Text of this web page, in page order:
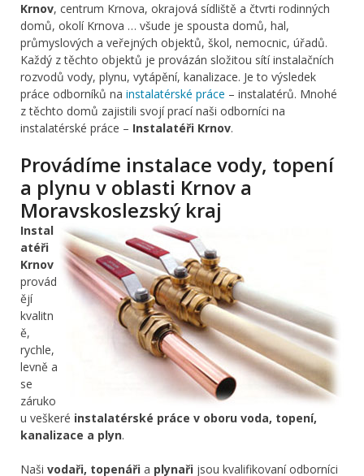
Krnov, centrum Krnova, okrajová sídliště a čtvrti rodinných
domů, okolí Krnova … všude je spousta domů, hal,
průmyslových a veřejných objektů, škol, nemocnic, úřadů.
Každý z těchto objektů je provázán složitou sítí instalačních
rozvodů vody, plynu, vytápění, kanalizace. Je to výsledek
práce odborníků na instalatérské práce – instalatérů. Mnohé
z těchto domů zajistili svojí prací naši odborníci na
instalatérské práce – Instalatéři Krnov.
Provádíme instalace vody, topení
a plynu v oblasti Krnov a
Moravskoslezský kraj
Instal
atéři
Krnov
provád
ějí
kvalitn
ě,
rychle,
levně a
se
záruko
u veškeré instalatérské práce v oboru voda, topení,
kanalizace a plyn.
Naši vodaři, topenáři a plynaři jsou kvalifikovaní odborníci